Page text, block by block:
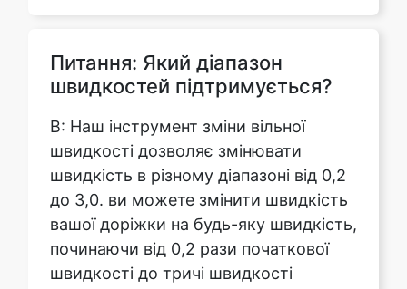
швидкості дозволяє змінювати
швидкість в різному діапазоні від 0,2
до 3,0. ви можете змінити швидкість
вашої доріжки на будь-яку швидкість,
починаючи від 0,2 рази початкової
швидкості до тричі швидкості
вихідної доріжки.